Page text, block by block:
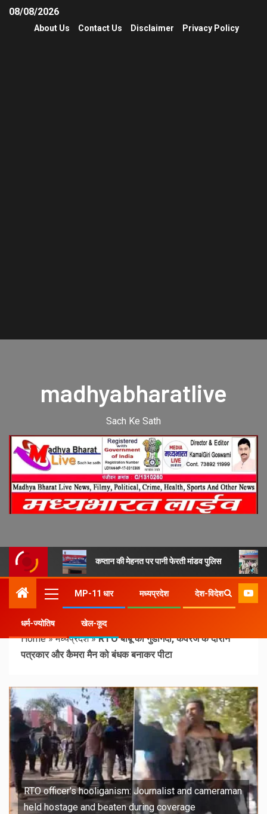
08/08/2026
About Us Contact Us Disclaimer Privacy Policy
madhyabharatlive
Sach Ke Sath
कप्तान की मेहनत पर पानी फेरती मांडव पुलिस
MP-11 धार मध्यप्रदेश देश-विदेश
धर्म-ज्योतिष खेल-कूद
Home»मध्यप्रदेश»RTO बाबू की गुंडागर्दी, कवरेज के दौरान
पत्रकार और कैमरा मैन को बंधक बनाकर पीटा
RTO officer's hooliganism: Journalist and cameraman
held hostage and beaten during coverage